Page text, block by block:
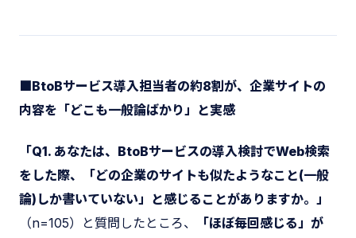
■BtoBサービス導入担当者の約8割が、企業サイトの
内容を「どこも一般論ばかり」と実感
「Q1. あなたは、BtoBサービスの導入検討でWeb検索
をした際、「どの企業のサイトも似たようなこと(一般
論)しか書いていない」と感じることがありますか。」
（n=105）と質問したところ、
「ほぼ毎回感じる」が